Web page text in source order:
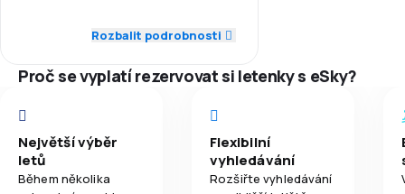
Přeprava zavazadel 5,0
Jídla 5,0
Rozbalit podrobnosti
Proč se vyplatí rezervovat si letenky s eSky?
Největší výběr
letů
Během několika
Flexibilní
vyhledávání
Rozšiřte vyhledávání